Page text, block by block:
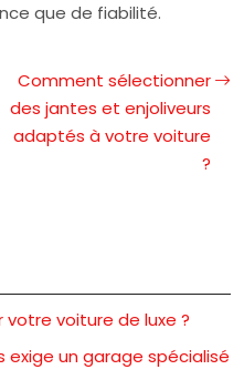
que de fiabilité.
Comment sélectionner
des jantes et enjoliveurs
adaptés à votre voiture
?
votre voiture de luxe ?
exige un garage spécialisé